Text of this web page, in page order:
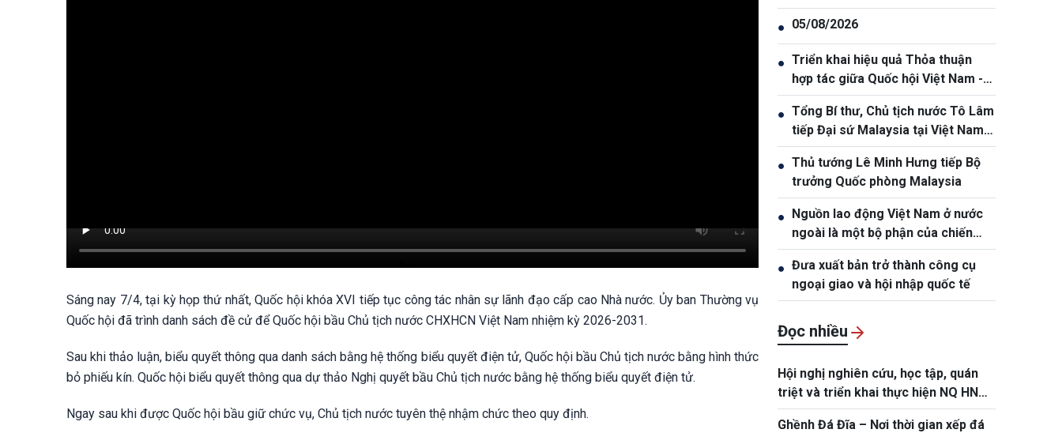
Sáng nay 7/4, tại kỳ họp thứ nhất, Quốc hội khóa XVI tiếp tục công tác nhân sự lãnh đạo cấp cao Nhà nước. Ủy ban Thường vụ
Quốc hội đã trình danh sách đề cử để Quốc hội bầu Chủ tịch nước CHXHCN Việt Nam nhiệm kỳ 2026-2031.
Sau khi thảo luận, biểu quyết thông qua danh sách bằng hệ thống biểu quyết điện tử, Quốc hội bầu Chủ tịch nước bằng hình thức
bỏ phiếu kín. Quốc hội biểu quyết thông qua dự thảo Nghị quyết bầu Chủ tịch nước bằng hệ thống biểu quyết điện tử.
Ngay sau khi được Quốc hội bầu giữ chức vụ, Chủ tịch nước tuyên thệ nhậm chức theo quy định.
Dương Hoa Kỳ Samuel Paparo
● 05/08/2026
● Triển khai hiệu quả Thỏa thuận
hợp tác giữa Quốc hội Việt Nam -
Thái Lan
● Tổng Bí thư, Chủ tịch nước Tô Lâm
tiếp Đại sứ Malaysia tại Việt Nam
kết thúc nhiệm kỳ
● Thủ tướng Lê Minh Hưng tiếp Bộ
trưởng Quốc phòng Malaysia
● Nguồn lao động Việt Nam ở nước
ngoài là một bộ phận của chiến
lược phát triển nguồn nhân lực
quốc gia
● Đưa xuất bản trở thành công cụ
ngoại giao và hội nhập quốc tế
Đọc nhiều
Hội nghị nghiên cứu, học tập, quán
triệt và triển khai thực hiện NQ HN
lần 3 BCH TW Đảng khóa XIV
Ghềnh Đá Đĩa – Nơi thời gian xếp đá